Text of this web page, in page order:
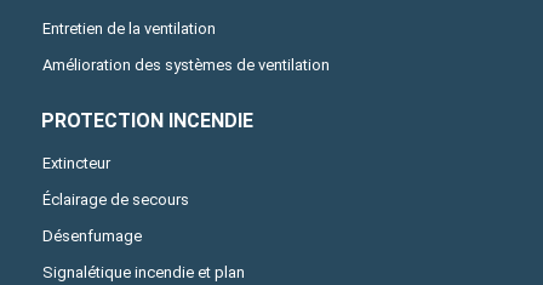
Entretien de la ventilation
Amélioration des systèmes de ventilation
PROTECTION INCENDIE
Extincteur
Éclairage de secours
Désenfumage
Signalétique incendie et plan